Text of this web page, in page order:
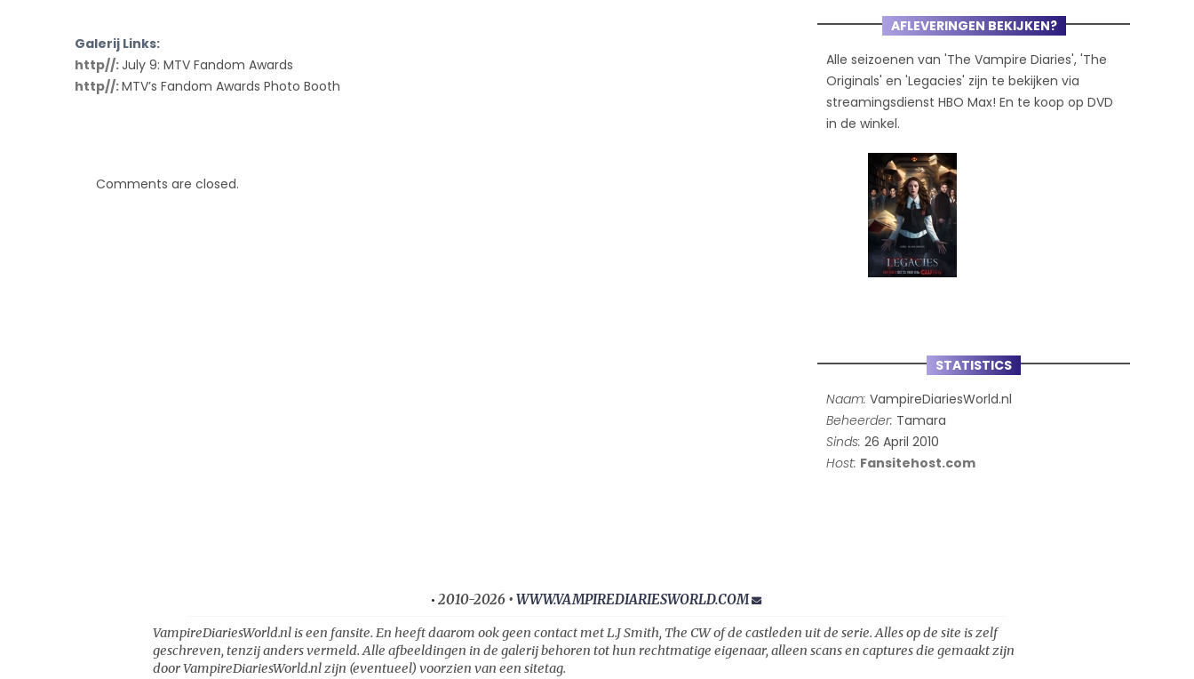
AFLEVERINGEN BEKIJKEN?
Alle seizoenen van 'The Vampire Diaries', 'The
Originals' en 'Legacies' zijn te bekijken via
streamingsdienst HBO Max! En te koop op DVD
in de winkel.
STATISTICS
Naam: VampireDiariesWorld.nl
Beheerder: Tamara
Sinds: 26 April 2010
Host: Fansitehost.com
Galerij Links:
http//:July 9: MTV Fandom Awards
http//:MTV’s Fandom Awards Photo Booth
Comments are closed.
• 2010-2026 • WWW.VAMPIREDIARIESWORLD.COM
VampireDiariesWorld.nl is een fansite. En heeft daarom ook geen contact met L.J Smith, The CW of de castleden uit de serie. Alles op de site is zelf
geschreven, tenzij anders vermeld. Alle afbeeldingen in de galerij behoren tot hun rechtmatige eigenaar, alleen scans en captures die gemaakt zijn
door VampireDiariesWorld.nl zijn (eventueel) voorzien van een sitetag.